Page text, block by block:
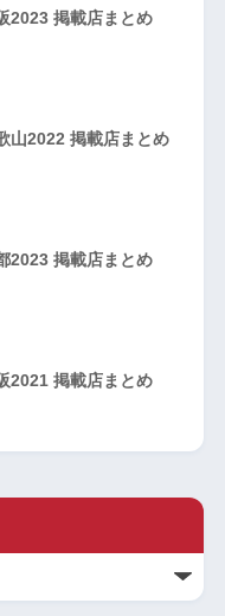
2023 掲載店まとめ
山2022 掲載店まとめ
2023 掲載店まとめ
2021 掲載店まとめ